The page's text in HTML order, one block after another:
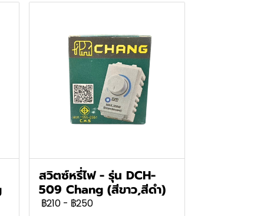
สวิตซ์หรี่ไฟ - รุ่น DCH-
509 Chang (สีขาว,สีดำ)
฿210 - ฿250